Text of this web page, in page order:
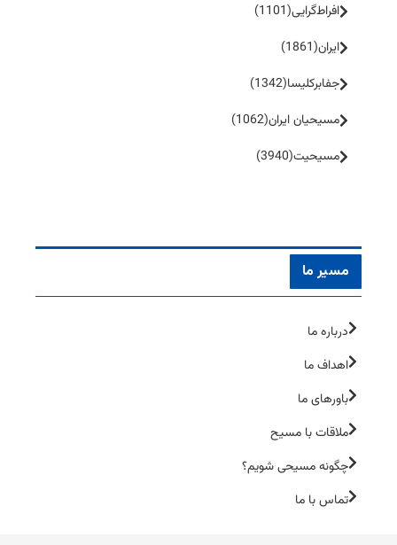
افراط‌گرایی(1101)
ایران(1861)
جفا‌بر‌کلیسا(1342)
مسیحیان ایران(1062)
مسیحیت(3940)
مسیر ما
درباره ما
اهداف ما
باورهای ما
ملاقات با مسیح
چگونه مسیحی شویم؟
تماس با ما